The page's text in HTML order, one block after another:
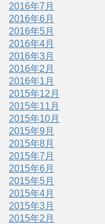
2016年7月
2016年6月
2016年5月
2016年4月
2016年3月
2016年2月
2016年1月
2015年12月
2015年11月
2015年10月
2015年9月
2015年8月
2015年7月
2015年6月
2015年5月
2015年4月
2015年3月
2015年2月